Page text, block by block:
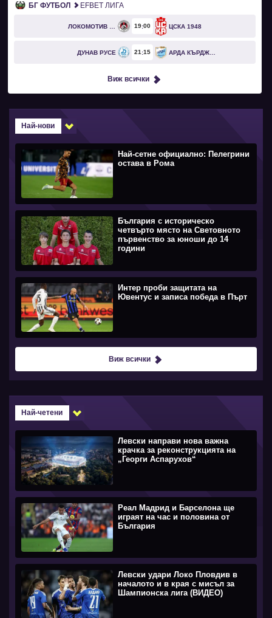
БГ ФУТБОЛ EFBET ЛИГА
ЛОКОМОТИВ СОФИЯ 19 00 ЦСКА 1948
ДУНАВ РУСЕ 21 15 АРДА КЪРДЖАЛИ
Виж всички
Най-нови
Най-сетне официално: Пелегрини
остава в Рома
България с историческо
четвърто място на Световното
първенство за юноши до 14
години
Интер проби защитата на
Ювентус и записа победа в Пърт
Виж всички
Най-четени
Левски направи нова важна
крачка за реконструкцията на
„Георги Аспарухов“
Реал Мадрид и Барселона ще
играят на час и половина от
България
Левски удари Локо Пловдив в
началото и в края с мисъл за
Шампионска лига (ВИДЕО)